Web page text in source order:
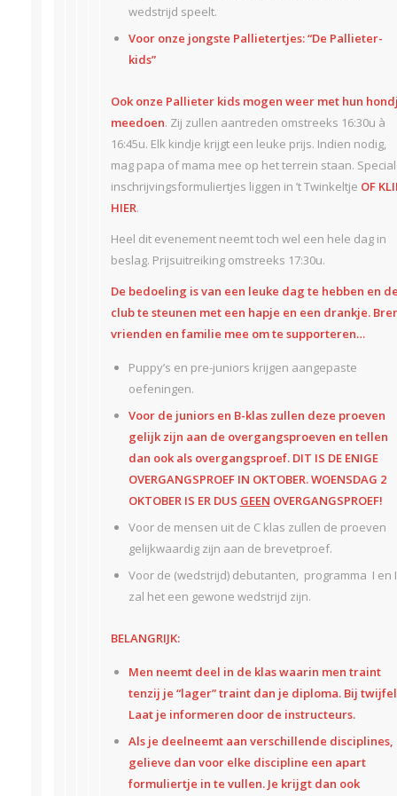
wedstrijd speelt.
Voor onze jongste Pallietertjes: “De Pallieter-
kids”
Ook onze Pallieter kids mogen weer met hun
meedoen. Zij zullen aantreden omstreeks 16:30u à
16:45u. Elk kindje krijgt een leuke prijs. Indien nodig,
mag papa of mama mee op het terrein staan.
inschrijvingsformuliertjes liggen in ’t Twinkeltje OF
HIER.
Heel dit evenement neemt toch wel een hele dag in
beslag. Prijsuitreiking omstreeks 17:30u.
De bedoeling is van een leuke dag te hebben en
club te steunen met een hapje en een drankje.
vrienden en familie mee om te supporteren…
Puppy’s en pre-juniors krijgen aangepaste
oefeningen.
Voor de juniors en B-klas zullen deze proeven
gelijk zijn aan de overgangsproeven en tellen
dan ook als overgangsproef. DIT IS DE ENIGE
OVERGANGSPROEF IN OKTOBER.WOENSDAG 2
OKTOBER IS ER DUS GEEN OVERGANGSPROEF!
Voor de mensen uit de C klas zullen de proeven
gelijkwaardig zijn aan de brevetproef.
Voor de (wedstrijd) debutanten, programma I en
zal het een gewone wedstrijd zijn.
BELANGRIJK:
Men neemt deel in de klas waarin men traint
tenzij je “lager” traint dan je diploma. Bij
Laat je informeren door de instructeurs.
Als je deelneemt aan verschillende disciplines,
gelieve dan voor elke discipline een apart
formuliertje in te vullen. Je krijgt dan ook